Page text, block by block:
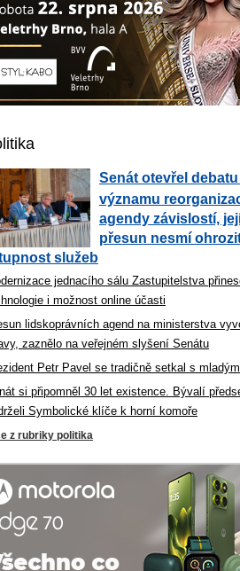
Senát otevřel
významu
agendy závislostí,
přesun nesmí
služeb
jednacího sálu Zastupitelstva
i možnost online účasti
lidskoprávních agend na ministerstva
zaznělo na veřejném slyšení Senátu
Petr Pavel se tradičně setkal s
si připomněl 30 let existence. Bývalí
Symbolické klíče k horní komoře
z rubriky politika